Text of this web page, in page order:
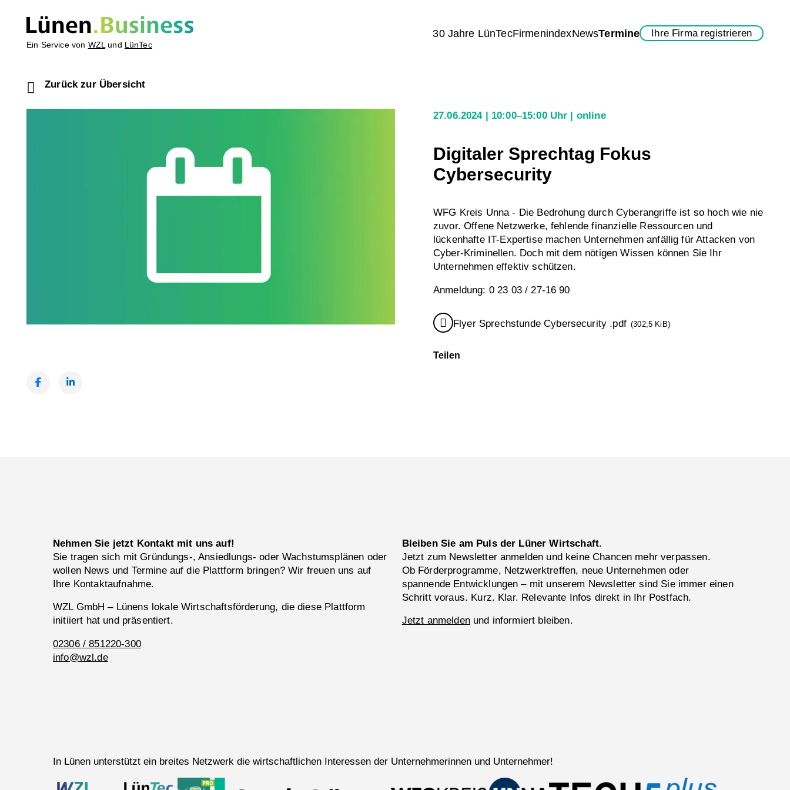
Ein Service von WZL und LünTec
30 Jahre LünTecFirmenindexNewsTermine Ihre Firma registrieren
Zurück zur Übersicht
27.06.2024 10:00–15:00 Uhr online
Digitaler Sprechtag Fokus
Cybersecurity
WFG Kreis Unna - Die Bedrohung durch Cyberangriffe ist so hoch wie nie
zuvor. Offene Netzwerke, fehlende finanzielle Ressourcen und
lückenhafte IT-Expertise machen Unternehmen anfällig für Attacken von
Cyber-Kriminellen. Doch mit dem nötigen Wissen können Sie Ihr
Unternehmen effektiv schützen.
Anmeldung: 0 23 03 / 27-16 90
Flyer Sprechstunde Cybersecurity .pdf (302,5 KiB)
Teilen
Nehmen Sie jetzt Kontakt mit uns auf!
Sie tragen sich mit Gründungs-, Ansiedlungs- oder Wachstumsplänen oder
wollen News und Termine auf die Plattform bringen? Wir freuen uns auf
Ihre Kontaktaufnahme.
WZL GmbH – Lünens lokale Wirtschaftsförderung, die diese Plattform
initiiert hat und präsentiert.
02306 / 851220-300
info@wzl.de
Bleiben Sie am Puls der Lüner Wirtschaft.
Jetzt zum Newsletter anmelden und keine Chancen mehr verpassen.
Ob Förderprogramme, Netzwerktreffen, neue Unternehmen oder
spannende Entwicklungen – mit unserem Newsletter sind Sie immer einen
Schritt voraus. Kurz. Klar. Relevante Infos direkt in Ihr Postfach.
Jetzt anmeldenund informiert bleiben.
In Lünen unterstützt ein breites Netzwerk die wirtschaftlichen Interessen der Unternehmerinnen und Unternehmer!